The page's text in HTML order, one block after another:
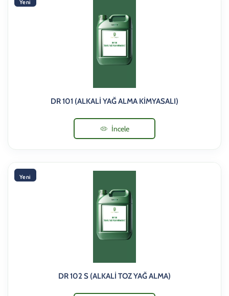
Yeni
DR 101 (ALKALİ YAĞ ALMA KİMYASALI)
İncele
Yeni
DR 102 S (ALKALİ TOZ YAĞ ALMA)